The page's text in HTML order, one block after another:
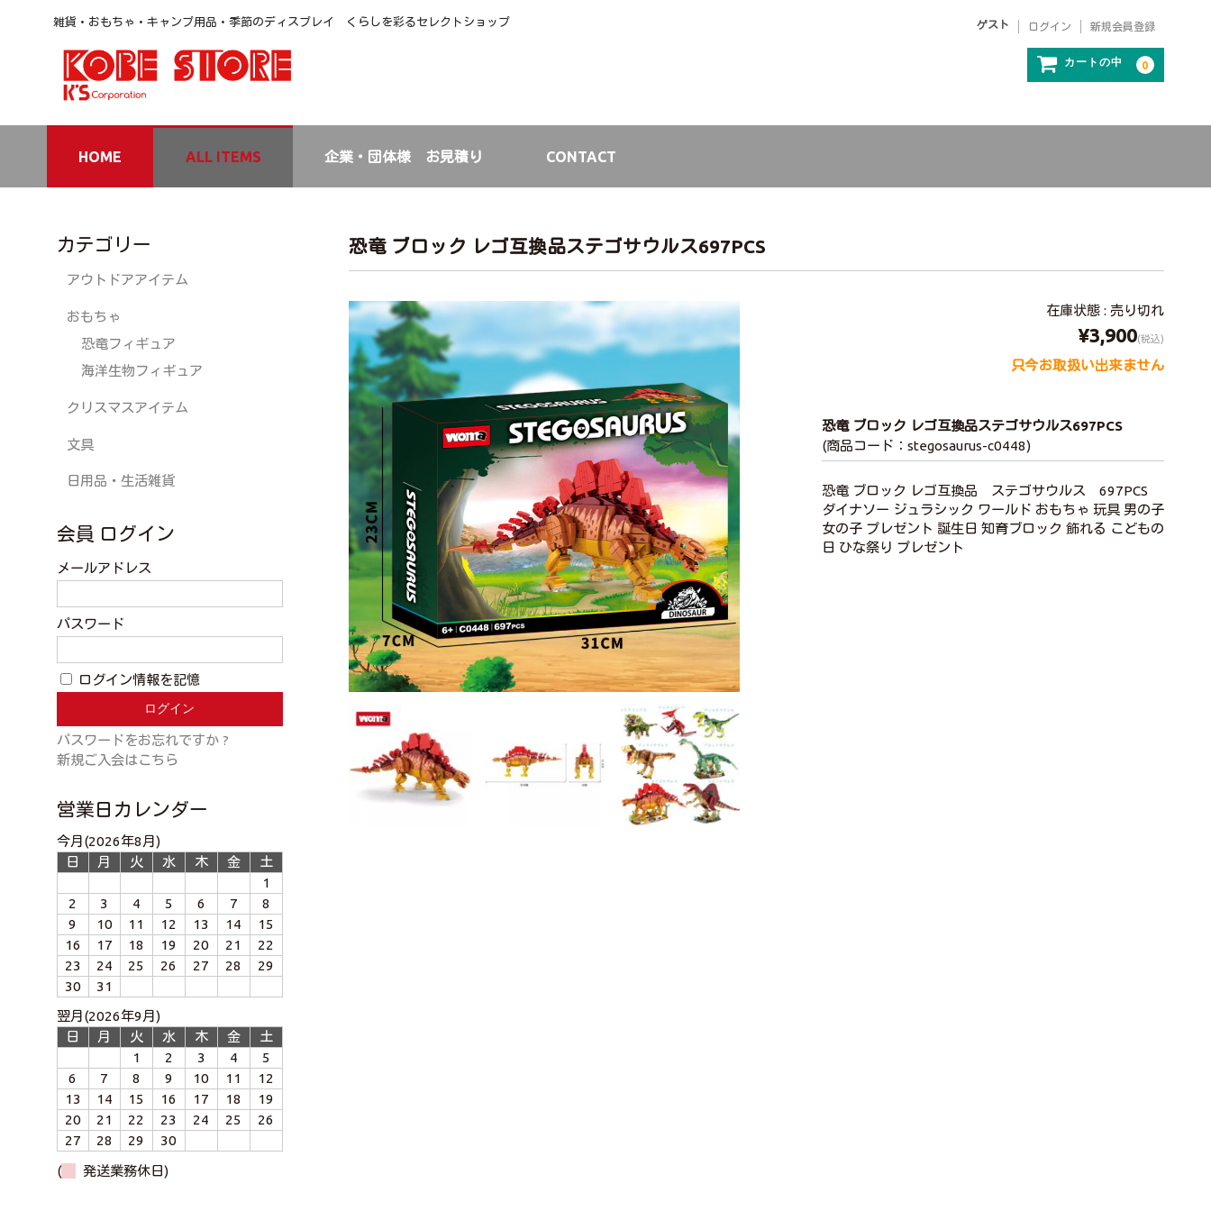
雑貨・おもちゃ・キャンプ用品・季節のディスプレイ くらしを彩るセレクトショップ ゲスト ログイン 新規会員登録
カートの中 0
HOME ALL ITEMS 企業・団体様 お見積り CONTACT
恐竜 ブロック レゴ互換品ステゴサウルス697PCS
在庫状態 : 売り切れ
¥3,900(税込)
只今お取扱い出来ません
恐竜 ブロック レゴ互換品ステゴサウルス697PCS
(商品コード：stegosaurus-c0448)
恐竜 ブロック レゴ互換品 ステゴサウルス 697PCS
ダイナソー ジュラシック ワールド おもちゃ 玩具 男の子
女の子 プレゼント 誕生日 知育ブロック 飾れる こどもの
日 ひな祭り プレゼント
カテゴリー
アウトドアアイテム
おもちゃ
恐竜フィギュア
海洋生物フィギュア
クリスマスアイテム
文具
日用品・生活雑貨
会員 ログイン
メールアドレス
パスワード
ログイン情報を記憶
パスワードをお忘れですか ?
新規ご入会はこちら
営業日カレンダー
今月(2026年8月)
日
月 火 水 木 金
土
1
2
3 4 5 6 7
8
9
10 11 12 13 14
15
16
17 18 19 20 21
22
23
24 25 26 27 28
29
30
31
翌月(2026年9月)
日
月 火 水 木 金
土
1
2 3 4
5
6
7 8 9 10 11
12
13
14 15 16 17 18
19
20
21 22 23 24 25
26
27
28 29
30
(
発送業務休日)